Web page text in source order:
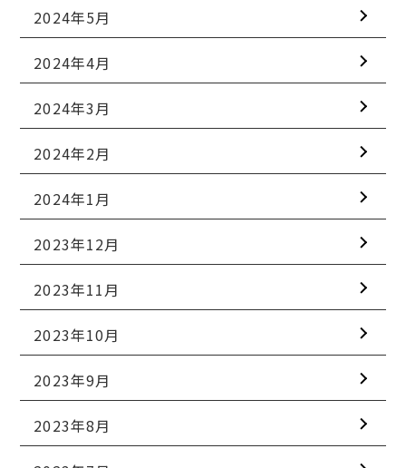
2024年5月
2024年4月
2024年3月
2024年2月
2024年1月
2023年12月
2023年11月
2023年10月
2023年9月
2023年8月